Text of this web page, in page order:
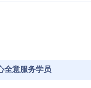
全意服务学员